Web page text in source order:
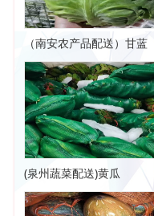
（南安农产品配送）甘蓝
(泉州蔬菜配送)黄瓜